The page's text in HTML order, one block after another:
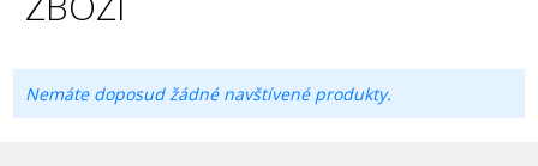
Nemáte doposud žádné navštívené produkty.